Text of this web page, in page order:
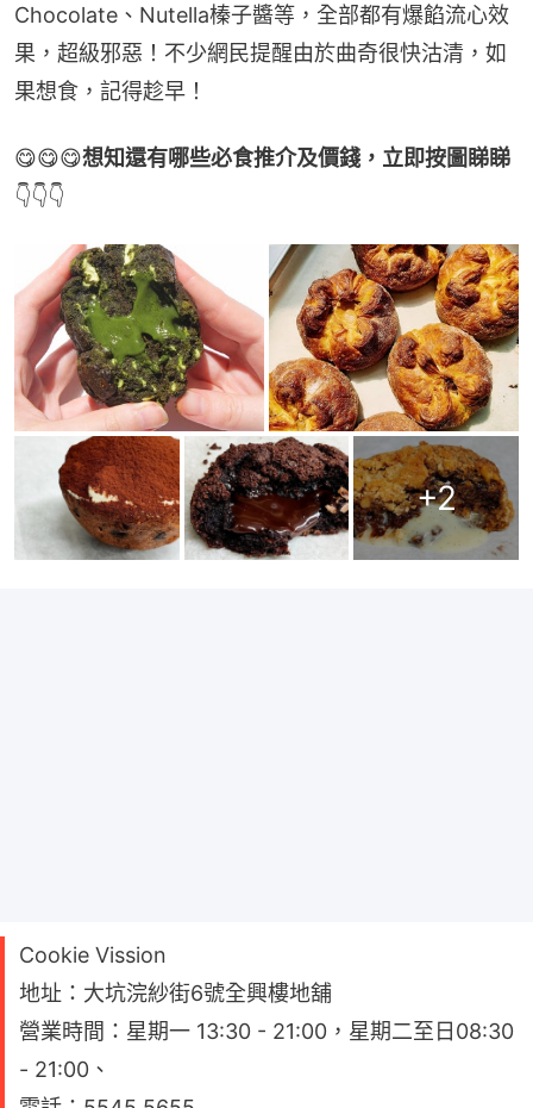
Chocolate、Nutella榛子醬等，全部都有爆餡流心效
果，超級邪惡！不少網民提醒由於曲奇很快沽清，如
果想食，記得趁早！
😋😋😋想知還有哪些必食推介及價錢，立即按圖睇睇
👇👇👇
+2
Cookie Vission
地址：大坑浣紗街6號全興樓地舖
營業時間：星期一 13:30 - 21:00，星期二至日08:30
- 21:00、